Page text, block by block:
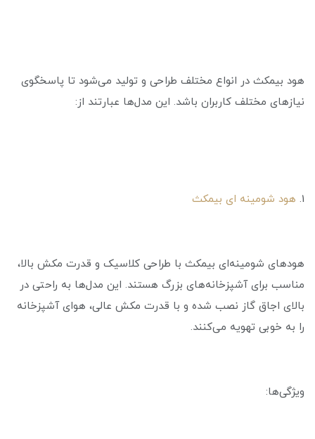
هود بیمکث در انواع مختلف طراحی و تولید می‌شود تا پاسخگوی
نیازهای مختلف کاربران باشد. این مدل‌ها عبارتند از:
1. هود شومینه ای بیمکث
هودهای شومینه‌ای بیمکث با طراحی کلاسیک و قدرت مکش بالا،
مناسب برای آشپزخانه‌های بزرگ هستند. این مدل‌ها به راحتی در
بالای اجاق گاز نصب شده و با قدرت مکش عالی، هوای آشپزخانه
را به خوبی تهویه می‌کنند.
ویژگی‌ها: